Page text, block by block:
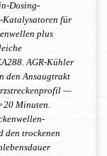
Dosing-
Katalysatoren für
plus
AGR-Kühler
den Ansaugtrakt
—
Minuten.
den trockenen